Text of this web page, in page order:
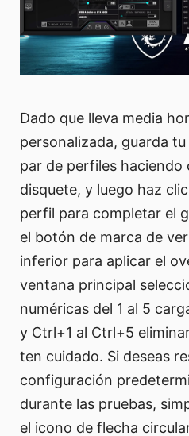
Dado que lleva media
personalizada, guarda
par de perfiles haciendo
disquete, y luego haz
perfil para completar el
el botón de marca de
inferior para aplicar el
ventana principal
numéricas del 1 al 5
y Ctrl+1 al Ctrl+5
ten cuidado. Si deseas
configuración
durante las pruebas,
el icono de flecha